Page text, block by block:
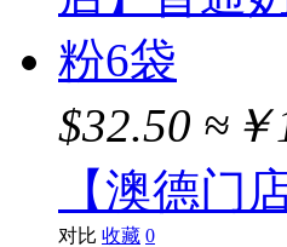
$32.50 ≈￥
【澳德门
对比 收藏 0